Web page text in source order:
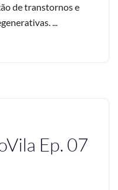
de transtornos e
...
Ep. 07